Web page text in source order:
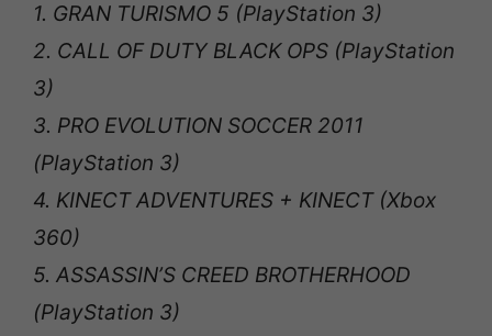
1. GRAN TURISMO 5 (PlayStation 3)
2. CALL OF DUTY BLACK OPS (PlayStation
3)
3. PRO EVOLUTION SOCCER 2011
(PlayStation 3)
4. KINECT ADVENTURES + KINECT (Xbox
360)
5. ASSASSIN’S CREED BROTHERHOOD
(PlayStation 3)